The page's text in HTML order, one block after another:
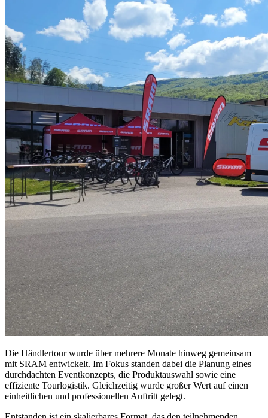
Die Händlertour wurde über mehrere Monate hinweg gemeinsam
mit SRAM entwickelt. Im Fokus standen dabei die Planung eines
durchdachten Eventkonzepts, die Produktauswahl sowie eine
effiziente Tourlogistik. Gleichzeitig wurde großer Wert auf einen
einheitlichen und professionellen Auftritt gelegt.